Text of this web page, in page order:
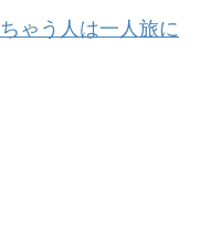
ゃう人は一人旅に